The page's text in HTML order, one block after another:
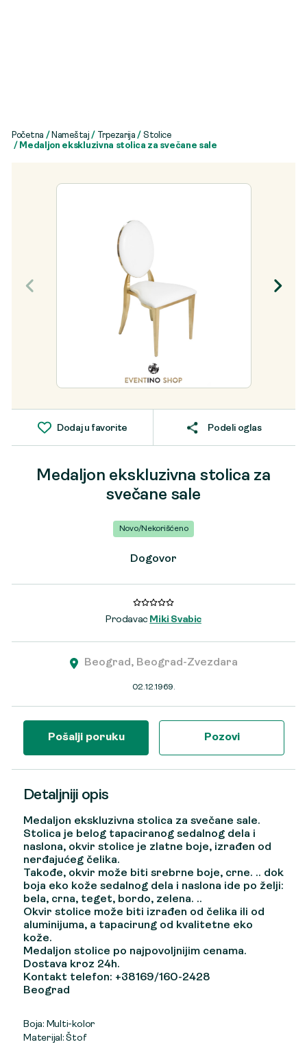
Početna / Nameštaj / Trpezarija / Stolice
/ Medaljon ekskluzivna stolica za svečane sale
Dodaj u favorite Podeli oglas
Medaljon ekskluzivna stolica za
svečane sale
Novo/Nekorišćeno
Dogovor
Prodavac Miki Svabic
Beograd, Beograd-Zvezdara
02.12.1969.
Pošalji poruku Pozovi
Detaljniji opis
Medaljon ekskluzivna stolica za svečane sale.
Stolica je belog tapaciranog sedalnog dela i
naslona, okvir stolice je zlatne boje, izrađen od
nerđajućeg čelika.
Takođe, okvir može biti srebrne boje, crne. .. dok
boja eko kože sedalnog dela i naslona ide po želji:
bela, crna, teget, bordo, zelena. ..
Okvir stolice može biti izrađen od čelika ili od
aluminijuma, a tapacirung od kvalitetne eko
kože.
Medaljon stolice po najpovoljnijim cenama.
Dostava kroz 24h.
Kontakt telefon: +38169/160-2428
Beograd
Boja: Multi-kolor
Materijal: Štof